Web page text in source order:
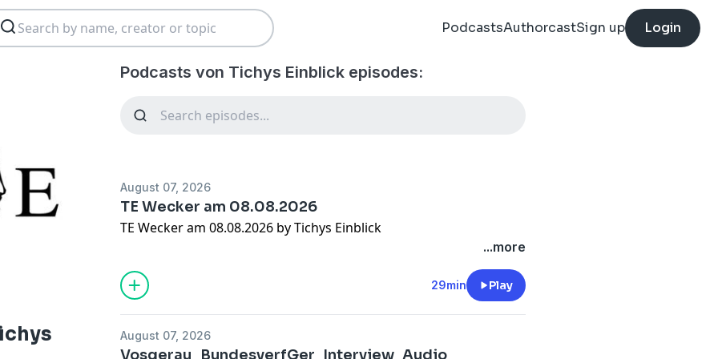
PodcastsAuthorcastSign up Login
Podcasts von Tichys Einblick episodes:
August 07, 2026
TE Wecker am 08.08.2026
TE Wecker am 08.08.2026 by Tichys Einblick
...more
29min Play
August 07, 2026
Vosgerau_BundesverfGer_Interview_Audio